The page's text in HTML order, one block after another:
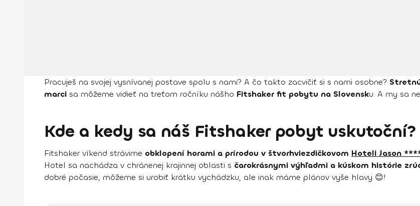
Pracuješ na svojej vysnívanej postave spolu s nami? A čo takto zacvičiť si s nami osobne?
marci sa môžeme vidieť na treťom ročníku nášho Fitshaker fit pobytu na Slovensku. A my sa
Kde a kedy sa náš Fitshaker pobyt uskutoční?
Fitshaker víkend strávime obklopení horami a prírodou v štvorhviezdičkovom Hoteli Jason
Hotel sa nachádza v chránenej krajinnej oblasti s čarokrásnymi výhľadmi a kúskom histórie
dobré počasie, môžeme si urobiť krátku vychádzku, ale inak máme plánov vyše hlavy 😊!